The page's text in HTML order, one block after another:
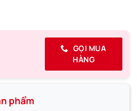
GỌI MUA
HÀNG
phẩm